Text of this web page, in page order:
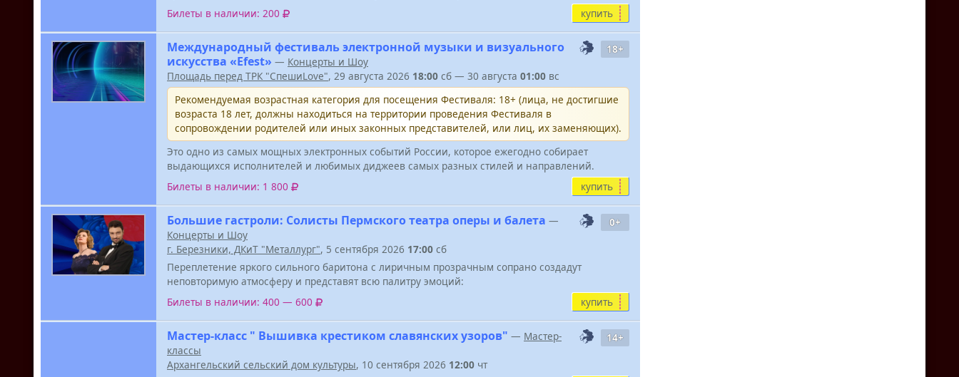
Билеты в наличии: 200
купить
18+
Международный фестиваль электронной музыки и визуального
искусства «Efest» — Концерты и Шоу
Площадь перед ТРК "СпешиLove", 29 августа 2026 18:00 сб — 30 августа 01:00 вс
Рекомендуемая возрастная категория для посещения Фестиваля: 18+ (лица, не достигшие
возраста 18 лет, должны находиться на территории проведения Фестиваля в
сопровождении родителей или иных законных представителей, или лиц, их заменяющих).
Это одно из самых мощных электронных событий России, которое ежегодно собирает
выдающихся исполнителей и любимых диджеев самых разных стилей и направлений.
Билеты в наличии: 1 800
купить
0+
Большие гастроли: Солисты Пермского театра оперы и балета —
Концерты и Шоу
г. Березники, ДКиТ "Металлург", 5 сентября 2026 17:00 сб
Переплетение яркого сильного баритона с лиричным прозрачным сопрано создадут
неповторимую атмосферу и представят всю палитру эмоций:
Билеты в наличии: 400 — 600
купить
14+
Мастер-класс " Вышивка крестиком славянских узоров" — Мастер-
классы
Архангельский сельский дом культуры, 10 сентября 2026 12:00 чт